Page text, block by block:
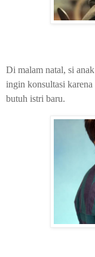
Di malam natal, si
ingin konsultasi karena
butuh istri baru.